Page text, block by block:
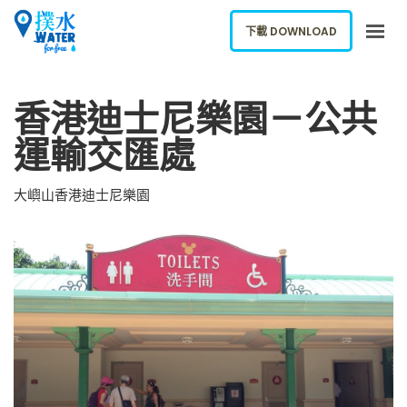
下載應用
網誌
報告新飲水機
下載 DOWNLOAD
香港迪士尼樂園－公共
運輸交匯處
大嶼山香港迪士尼樂園
下載 DOWNLOAD